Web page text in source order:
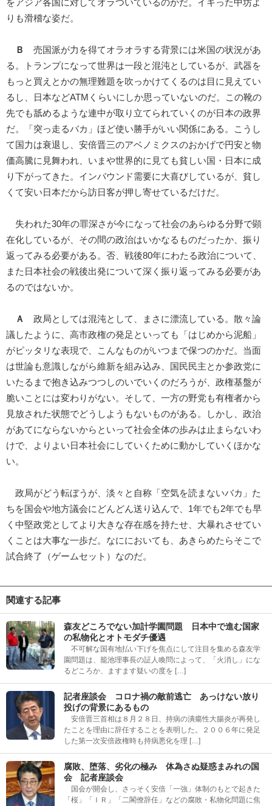
をアジア各国に対してオラついているのかだ。イキった中坊よ
りも滑稽な姿だ。
Ｂ
売国派が力を得てオラオラする背景には米国の状況があ
る。トランプになって世界は一段と混沌としているが、武器を
もっと買えとかの無理難題を吹っかけてくるのは目に見えてい
るし、日本などATMくらいにしか思っていないのだ。この靴の
先でも舐めるような連中が取り立てられていくのが日本の政界
だ。「突っ走るバカ」ほど使い勝手がいい関係にある。こうし
て国力は衰退し、安倍晋三のアベノミクスのおかげで円安と物
価高騰に見舞われ、いまや世界的に見ても貧しい国・日本に成
り下がってきた。インバウンド需要に大喜びしているが、貧し
くて安い日本だから訪日客が押し寄せているだけだ。
失われた30年の罪深さが今になって社会のあらゆる分野で顕
在化しているが、その間の政治はいかなるものだったか、振り
返ってみる必要がある。否、戦後80年にわたる政治について、
また日本社会の戦後出発について深く振り返ってみる必要があ
るのではないか。
Ａ
政局としては混沌として、まさに漂流している。散々論
議したように、高市政権の発足といっても「はじめから泥船」
がピッタリな表現で、こんなものがいつまで保つのかだ。当面
は世論も意識しながら維新を組み込み、国民民主とか参政党に
いたるまで抱き込みつつしのいでいくのだろうが、政権基盤が
脆いことには変わりがない。そして、一方の野党も有権者から
見放された状態でどうしようもないものがある。しかし、政治
があてにならないからといって社会全体の歩みは止まらないわ
けで、よりよい日本社会にしていくために動かしていくほかな
い。
政局がどう転ぼうが、淡々と自称「空気を読まないバカ」た
ちを国会や地方議会にどんどん送り込んで、1年でも2年でも早
く中堅政党としてより大きな存在感を持たせ、大暴れさせてい
くことは大事な一歩だ。なににおいても、あきらめたらそこで
試合終了（ゲームセット）なのだ。
関連する記事
森友どころでない加計学園問題 日本中で進む国家
の私物化とオトモダチ優遇
不可解な国有地払い下げを焦点にして注目を集める森友学
園問題は、籠池理事長の証人喚問によって、「火消し」にな
るどころか、ますます疑いの度を […]
記者座談会 コロナ禍の敵前逃亡 あっけない放り
投げの背景にあるもの
安倍晋三首相は８月２８日、持病の潰瘍性大腸炎が再発し
たことを理由に辞任することを表明した。２００６年に発足
した第一次安倍政権時も持病悪化を理 […]
腐敗、堕落、劣化の極み 体為さぬ疑惑まみれの国
会 記者座談会
国会が開会し、さっそく安倍「一強」体制のもとで起きた
「桜」「ＩＲ」「二閣僚辞任」などの腐敗・私物化問題に焦